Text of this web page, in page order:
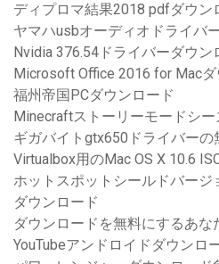
ディプロマ結果2018 pdfダウン
ヤマハusbオーディオドライバ
Nvidia 376.54ドライバーダウン
Microsoft Office 2016 for Mac
福州帝国PCダウンロード
Minecraftストーリーモードシ
ギガバイトgtx650ドライバーの
Virtualbox用のMac OS X 10.6
ホットスポットシールドバージ
ダウンロード
ダウンロードを無料にするあな
YouTubeアンドロイドダウンロ